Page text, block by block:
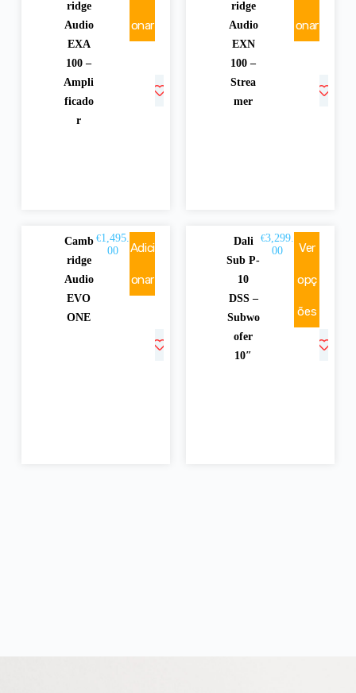
ridge
Audio
EXA
100 –
Ampli
ficado
r
onar
ridge
Audio
EXN
100 –
Strea
mer
onar
Camb
ridge
Audio
EVO
ONE
€1,495.
00
Adici
onar
Dali
Sub P-
10
DSS –
Subwo
ofer
10″
€3,299.
00
Ver
opç
ões